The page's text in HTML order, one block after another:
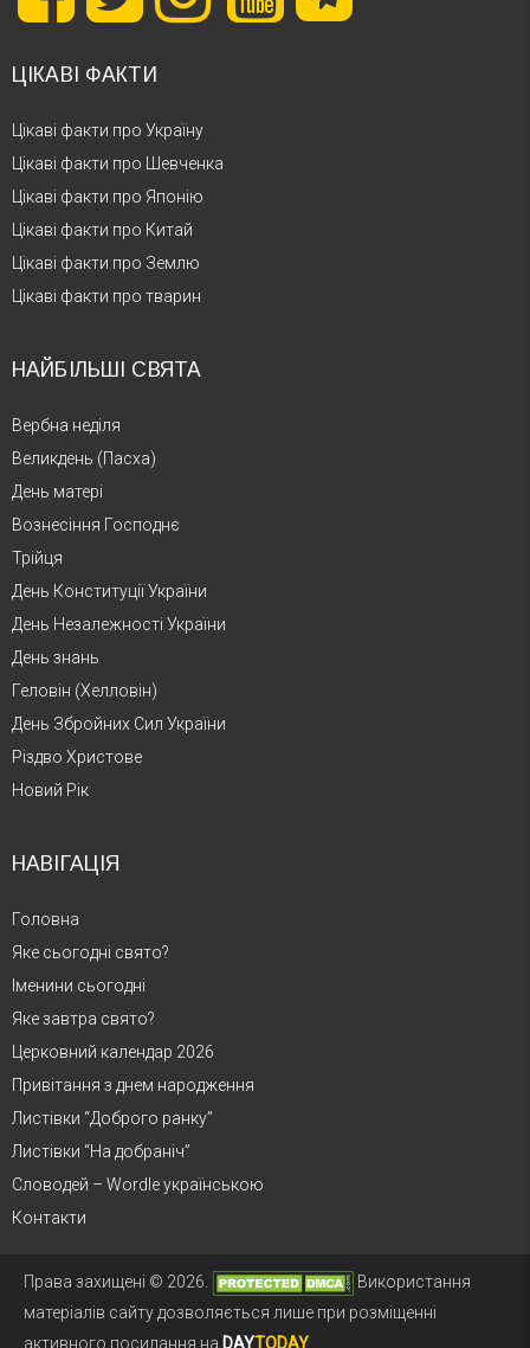
ЦІКАВІ ФАКТИ
Цікаві факти про Україну
Цікаві факти про Шевченка
Цікаві факти про Японію
Цікаві факти про Китай
Цікаві факти про Землю
Цікаві факти про тварин
НАЙБІЛЬШІ СВЯТА
Вербна неділя
Великдень (Пасха)
День матері
Вознесіння Господнє
Трійця
День Конституції України
День Незалежності України
День знань
Геловін (Хелловін)
День Збройних Сил України
Різдво Христове
Новий Рік
НАВІГАЦІЯ
Головна
Яке сьогодні свято?
Іменини сьогодні
Яке завтра свято?
Церковний календар 2026
Привітання з днем народження
Листівки “Доброго ранку”
Листівки “На добраніч”
Словодей – Wordle українською
Контакти
Права захищені © 2026.
Використання
матеріалів сайту дозволяється лише при розміщенні
активного посилання на DAYTODAY